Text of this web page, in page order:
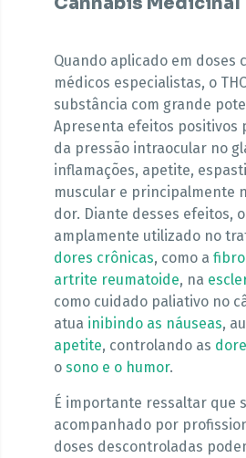
Quando aplicado em doses
médicos especialistas, o
substância com grande
Apresenta efeitos positivos
da pressão intraocular no
inflamações, apetite,
muscular e principalmente
dor. Diante desses efeitos, o
amplamente utilizado no
dores crônicas, como a
artrite reumatoide, na
como cuidado paliativo no
atua inibindo as náuseas,
apetite, controlando as
o sono e o humor.
É importante ressaltar que
acompanhado por
doses descontroladas